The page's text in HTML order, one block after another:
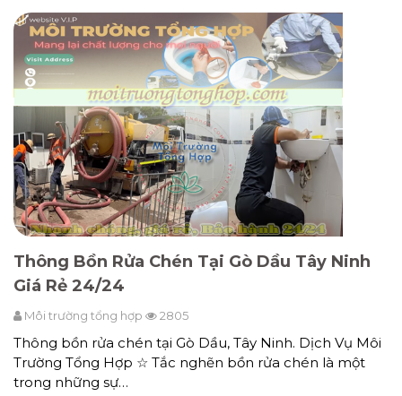
Thông Bồn Rửa Chén Tại Gò Dầu Tây Ninh
Giá Rẻ 24/24
Môi trường tổng hợp 2805
Thông bồn rửa chén tại Gò Dầu, Tây Ninh. Dịch Vụ Môi
Trường Tổng Hợp ☆ Tắc nghẽn bồn rửa chén là một
trong những sự…